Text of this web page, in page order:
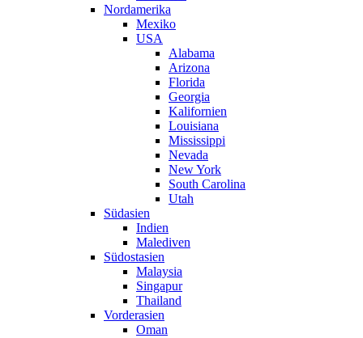
Nordamerika
Mexiko
USA
Alabama
Arizona
Florida
Georgia
Kalifornien
Louisiana
Mississippi
Nevada
New York
South Carolina
Utah
Südasien
Indien
Malediven
Südostasien
Malaysia
Singapur
Thailand
Vorderasien
Oman